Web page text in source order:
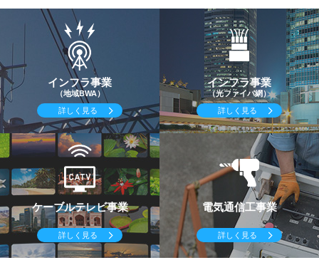
インフラ事業
（地域BWA）
詳しく見る
インフラ事業
（光ファイバ網）
詳しく見る
ケーブルテレビ事業
詳しく見る
電気通信工事業
詳しく見る